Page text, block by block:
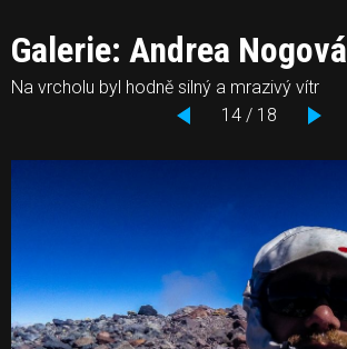
Galerie: Andrea Nogová
Na vrcholu byl hodně silný a mrazivý vítr
14 / 18